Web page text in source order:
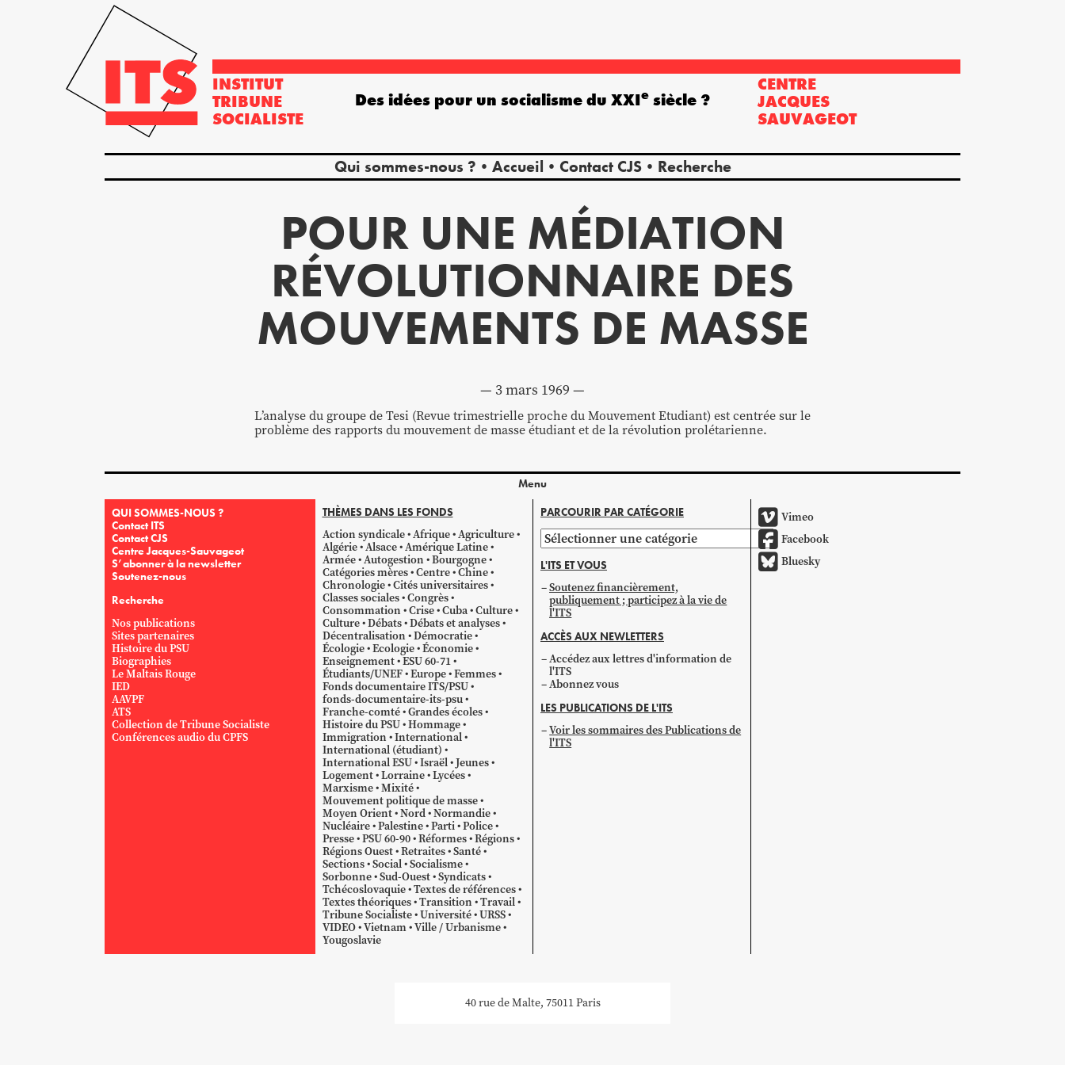
INSTITUT
TRIBUNE
SOCIALISTE
CENTRE
JACQUES
SAUVAGEOT
Qui sommes-nous ? Accueil Contact CJS Recherche
Des idées pour un socialisme du XXIe siècle ?
POUR UNE MÉDIATION
RÉVOLUTIONNAIRE DES
MOUVEMENTS DE MASSE
3 mars 1969
L’analyse du groupe de Tesi (Revue trimestrielle proche du Mouvement Etudiant) est centrée sur le
problème des rapports du mouvement de masse étudiant et de la révolution prolétarienne.
Menu
QUI SOMMES-NOUS ?
Contact ITS
Contact CJS
Centre Jacques-Sauvageot
S’abonner à la newsletter
Soutenez-nous
Recherche
Nos publications
Sites partenaires
Histoire du PSU
Biographies
Le Maltais Rouge
IED
AAVPF
ATS
Collection de Tribune Socialiste
Conférences audio du CPFS
THÈMES DANS LES FONDS
Action syndicale Afrique Agriculture
Algérie Alsace Amérique Latine
Armée Autogestion Bourgogne
Catégories mères Centre Chine
Chronologie Cités universitaires
Classes sociales Congrès
Consommation Crise Cuba Culture
Culture Débats Débats et analyses
Décentralisation Démocratie
Écologie Ecologie Économie
Enseignement ESU 60-71
Étudiants/UNEF Europe Femmes
Fonds documentaire ITS/PSU
fonds-documentaire-its-psu
Franche-comté Grandes écoles
Histoire du PSU Hommage
Immigration International
International (étudiant)
International ESU Israël Jeunes
Logement Lorraine Lycées
Marxisme Mixité
Mouvement politique de masse
Moyen Orient Nord Normandie
Nucléaire Palestine Parti Police
Presse PSU 60-90 Réformes Régions
Régions Ouest Retraites Santé
Sections Social Socialisme
Sorbonne Sud-Ouest Syndicats
Tchécoslovaquie Textes de références
Textes théoriques Transition Travail
Tribune Socialiste Université URSS
VIDEO Vietnam Ville / Urbanisme
Yougoslavie
PARCOURIR PAR CATÉGORIE
Parcourir
par
catégorie
L'ITS ET VOUS
Soutenez financièrement,
publiquement ; participez à la vie de
l'ITS
ACCÈS AUX NEWLETTERS
Accédez aux lettres d'information de
l'ITS
Abonnez vous
LES PUBLICATIONS DE L'ITS
Voir les sommaires des Publications de
l'ITS
Vimeo
Facebook
Bluesky
40 rue de Malte, 75011 Paris